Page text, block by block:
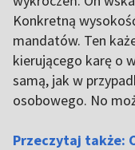
Konkretną
mandatów. Ten
kierującego karę o
samą, jak w
osobowego. No
Przeczytaj także: